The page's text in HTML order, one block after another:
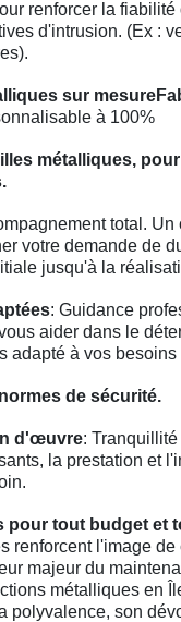
renforcer la fiabilité
d'intrusion. (Ex :
sur
à 100%
métalliques,
total.
votre demande de
jusqu'à la
: Guidance
aider dans le
adapté à vos besoins
de sécurité.
d'œuvre:
la prestation et
pour tout budget et
renforcent l'image de
majeur du
métalliques en
polyvalence, son